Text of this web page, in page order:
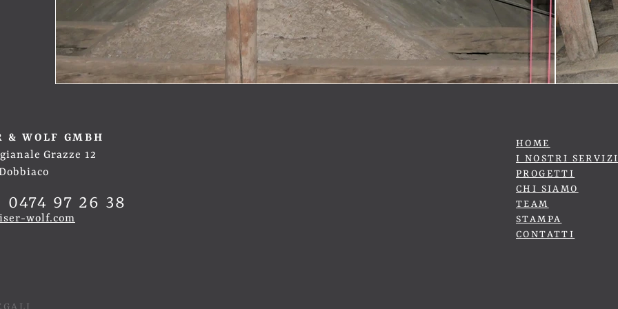
& WOLF GMBH
Grazze 12
0474 97 26 38
wolf.com
HOME
I NOSTRI
PROGETTI
CHI SIAMO
TEAM
STAMPA
CONTATTI